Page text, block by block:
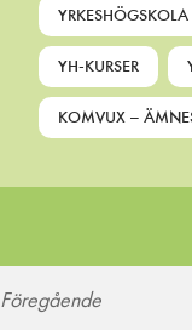
YRKESHÖGSKOLA
YH-KURSER
KOMVUX –
Föregående